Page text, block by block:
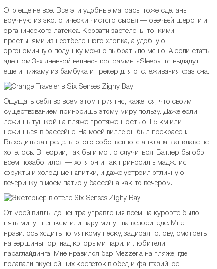
Это еще не все. Все эти удобные матрасы тоже сделаны
вручную из экологически чистого сырья — овечьей шерсти и
органического латекса. Кровати застелены тонкими
простынями из неотбеленного хлопка, а удобную
эргономичную подушку можно выбрать по меню. А если стать
адептом 3-х дневной велнес-программы «Sleep», то выдадут
еще и пижаму из бамбука и трекер для отслеживания фаз сна.
Ощущать себя во всем этом приятно, кажется, что своим
существованием приносишь этому миру пользу. Даже если
лежишь тушкой на пляже протяженностью 1,5 км или
нежишься в бассейне. На моей вилле он был прекрасен.
Выходить за пределы этого собственного анклава в анклаве не
хотелось. В теории, так бы и могло случиться. Батлер бы обо
всем позаботился — хотя он и так приносил в маджлис
фрукты и холодные напитки, и даже устроил отличную
вечеринку в моем патио у бассейна как-то вечером.
От моей виллы до центра управления всем на курорте было
пять минут пешком или пару минут на велосипеде. Мне
нравилось ходить по мягкому песку, задирая голову, смотреть
на вершины гор, над которыми парили любители
параглайдинга. Мне нравился бар Mezzeria на пляже, где
подавали вкуснейших креветок в обед и фантазийное